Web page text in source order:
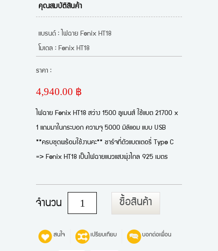
คุณสมบัติสินค้า
แบรนด์ : ไฟฉาย Fenix HT18
โมเดล : Fenix HT18
ราคา :
4,940.00 ฿
ไฟฉาย Fenix HT18 สว่าง 1500 ลูเมนส์ ใช้แบต 21700 x
1 แถมมาในกระบอก ความจุ 5000 มิลิแอม แบบ USB
**ครบชุดพร้อมใช้งานคะ** ชาร์จที่ตัวแบตเตอรี่ Type C
=> Fenix HT18 เป็นไฟฉายแนวแสงพุ่งไกล 925 เมตร
จำนวน ซื้อสินค้า
สนใจ เปรียบเทียบ บอกต่อเพื่อน